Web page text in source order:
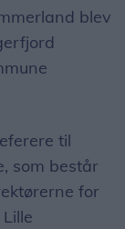
blev
til
som består
for